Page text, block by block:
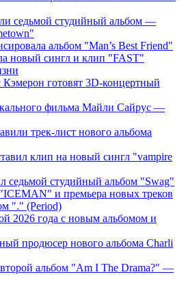
седьмой студийный альбом —
альбом "Man’s Best Friend"
новый сингл и клип "FAST"
готовят 3D-концертный
фильма Майли Сайрус —
трек-лист нового альбома
клип на новый сингл "vampire
седьмой студийный альбом "Swag"
и премьера новых треков
"." (Period)
2026 года с новым альбомом и
продюсер нового альбома Charli
альбом "Am I The Drama?" —